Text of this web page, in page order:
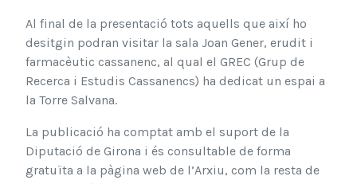
Al final de la presentació tots aquells que així ho
desitgin podran visitar la sala Joan Gener, erudit i
farmacèutic cassanenc, al qual el GREC (Grup de
Recerca i Estudis Cassanencs) ha dedicat un espai a
la Torre Salvana.
La publicació ha comptat amb el suport de la
Diputació de Girona i és consultable de forma
gratuïta a la pàgina web de l’Arxiu, com la resta de